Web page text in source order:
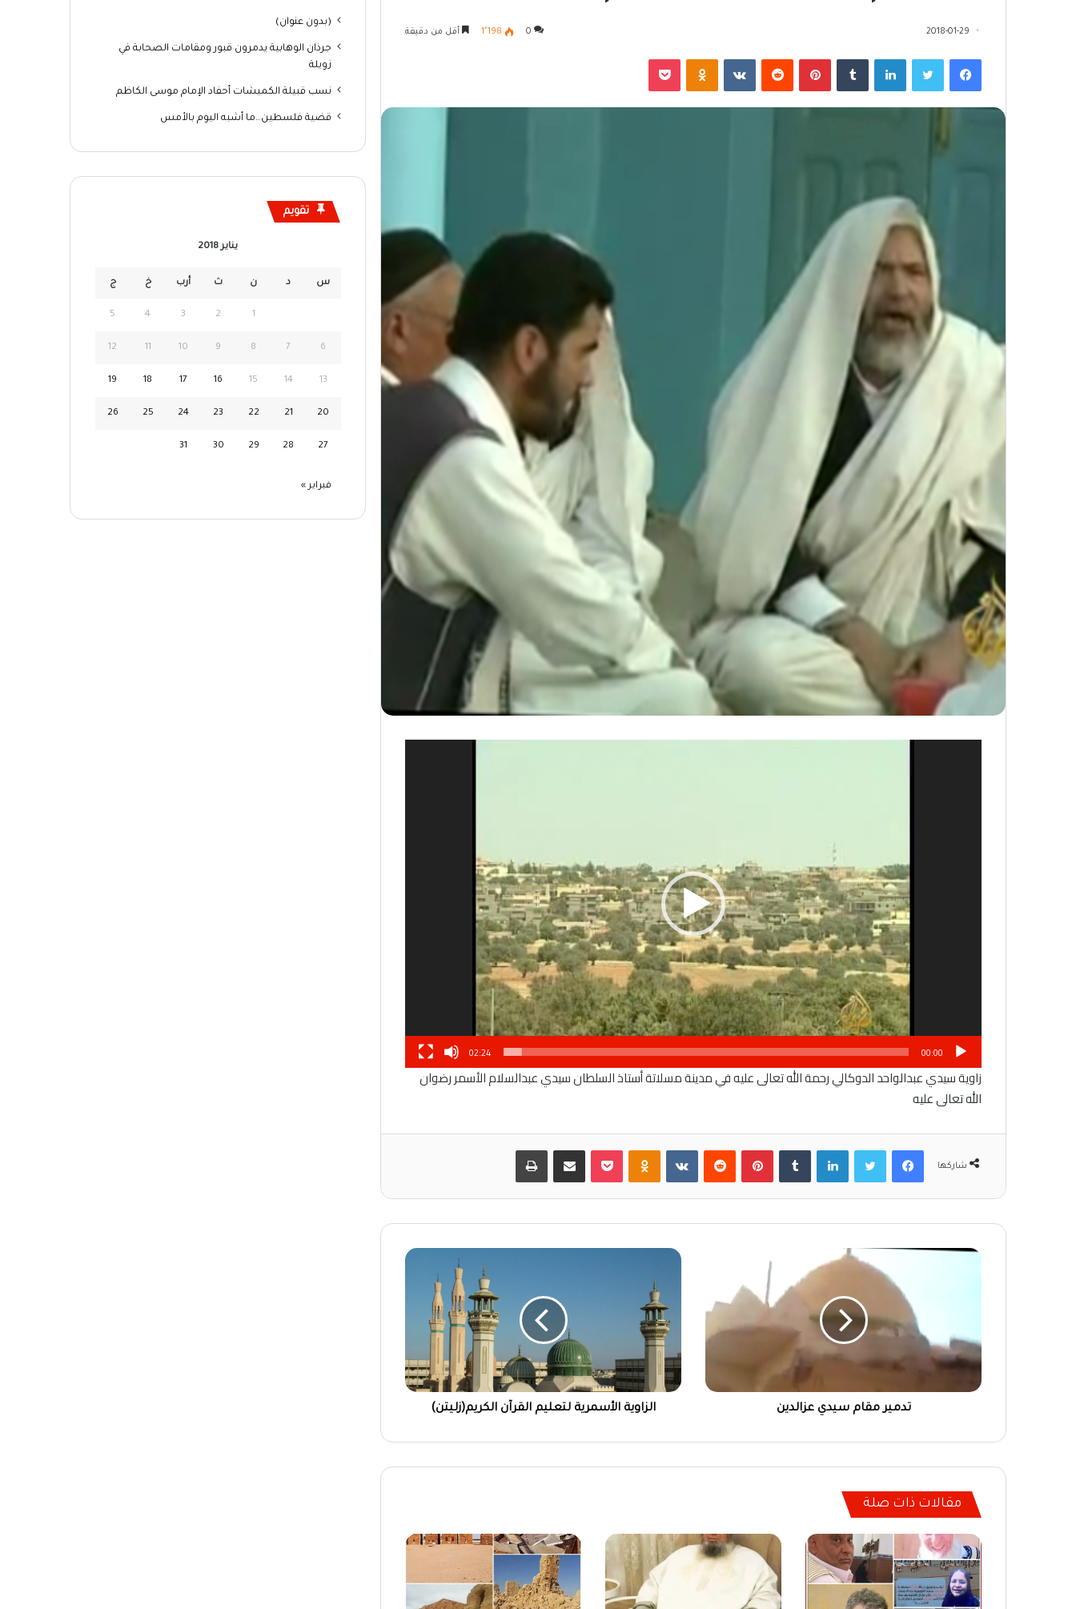
2018-01-29
0 1٬198 أقل من دقيقة
فيسبوك لينكدإن بينتيريست
00:00
02:24
زاوية سيدي عبدالواحد الدوكالي رحمة الله تعالى عليه في مدينة مسلاتة أستاذ السلطان سيدي عبدالسلام الأسمر رضوان
الله تعالى عليه
شاركها
فيسبوك لينكدإن بينتيريست بوكيت
تدمير مقام سيدي عزالدين الزاوية الأسمرية لتعليم القرآن الكريم(زليتن)
مقالات ذات صلة
(بدون عنوان)
جرذان الوهابية يدمرون قبور ومقامات الصحابة في
زويلة
نسب قبيلة الكميشات أحفاد الإمام موسى الكاظم
قضية فلسطين…ما أشبه اليوم بالأمس
تقويم
يناير 2018
س د ن ث أرب خ ج
1
2
3
4
5
6
7
8
9
10
11
12
13
14
15
16
17
18
19
20
21
22
23
24
25
26
27
28
29
30
31
فبراير »